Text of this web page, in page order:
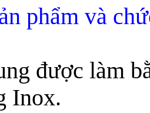
phẩm và
làm
Inox.